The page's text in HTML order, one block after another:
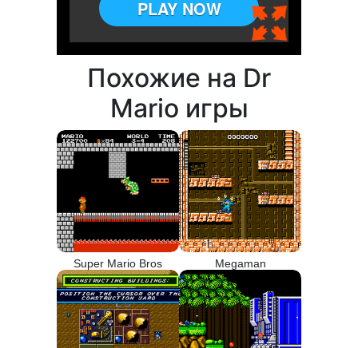
Похожие на Dr
Mario игры
Super Mario Bros Megaman